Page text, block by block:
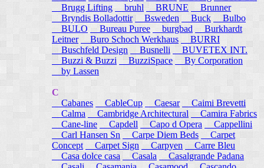
Brugg Lifting
bruhl BRUNE
Brunner
Bryndis Bolladottir
Bsweden Buck
Bulbo
BULO
Bureau Puree burgbad
Burkhardt
Leitner
Buro Schoch Werkhaus
BURRI
Buschfeld Design
Busnelli
BUVETEX INT.
Buzzi & Buzzi
BuzziSpace By Corporation
by Lassen
C
Cabanes
CableCup Caesar
Caimi Brevetti
Calma
Cambridge Architectural
Camira Fabrics
Cane-line
Capdell Capo d Opera
Cappellini
Carl Hansen Sn
Carpe Diem Beds
Carpet
Concept
Carpet Sign Carpyen
Carre Bleu
Casa dolce casa
Casala
Casalgrande Padana